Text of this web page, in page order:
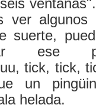
ver algunos
suerte,
ese
tick, tick,
un
helada.